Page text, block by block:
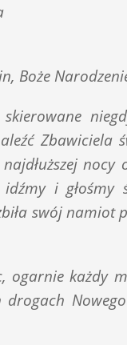
Boże
Zbawiciela
nocy
i głośmy
swój namiot
ogarnie każdy